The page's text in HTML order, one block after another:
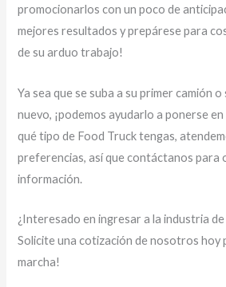
promocionarlos con un poco de
mejores resultados y prepárese para
de su arduo trabajo!
Ya sea que se suba a su primer camión
nuevo, ¡podemos ayudarlo a ponerse
qué tipo de Food Truck tengas,
preferencias, así que contáctanos para
información.
¿Interesado en ingresar a la industria de
Solicite una cotización de nosotros hoy
marcha!